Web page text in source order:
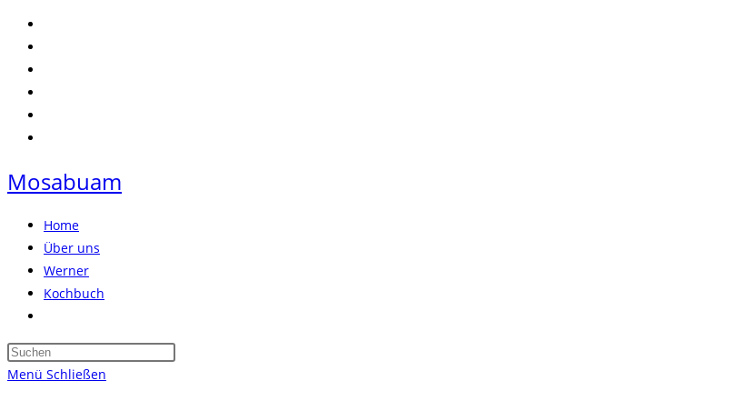
Zum
Inhalt
springen
Mosabuam
Home
Über uns
Werner
Kochbuch
umschalten
Press
Menü Schließen